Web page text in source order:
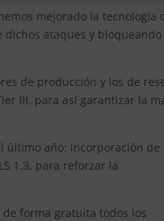
mejorado la tecnología
ataques y
de producción y los de
III, para así garantizar la
último año: incorporación de
1.3, para reforzar la
de forma gratuita todos los